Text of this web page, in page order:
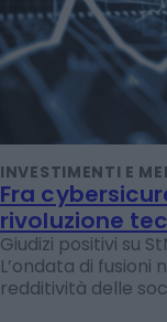
INVESTIMENTI E
Fra
rivoluzione
Giudizi positivi su
L’ondata di
redditività delle